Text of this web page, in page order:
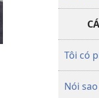
Tôi có
Nói